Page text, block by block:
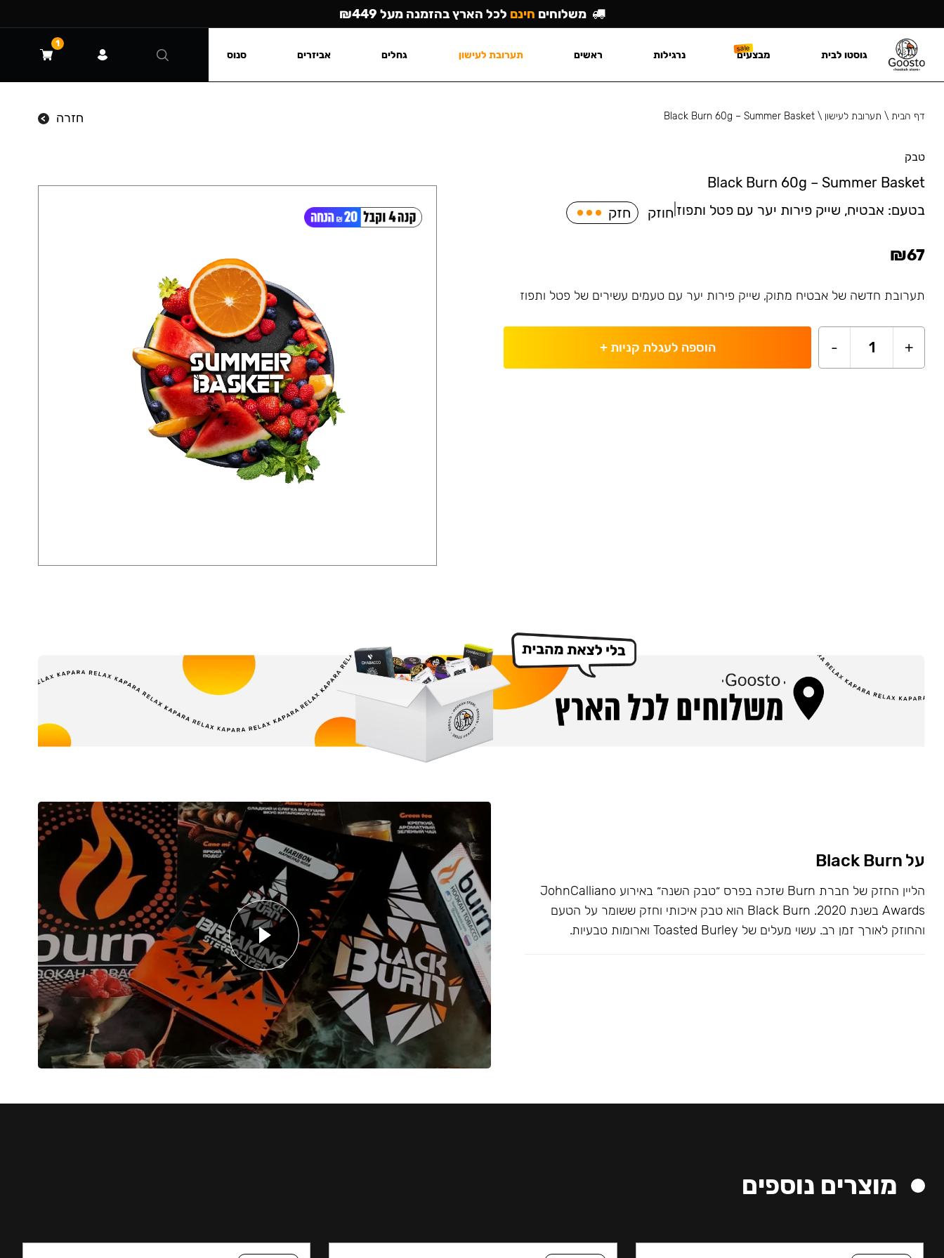
דף הבית\ תערובת לעישון \
Black Burn 60g – Summer Basket חזרה
טבק
Black Burn 60g – Summer Basket
בטעם: אבטיח, שייק פירות יער עם פטל ותפוז חוזק חזק
₪67
תערובת חדשה של אבטיח מתוק, שייק פירות יער עם טעמים עשירים של פטל ותפוז
+
1
- הוספה לעגלת קניות+
על Black Burn
הליין החזק של חברת Burn שזכה בפרס ״טבק השנה״ באירוע JohnCalliano
Awards בשנת 2020. Black Burn הוא טבק איכותי וחזק ששומר על הטעם
והחוזק לאורך זמן רב. עשוי מעלים של Toasted Burley וארומות טבעיות.
מוצרים נוספים
משלוחים חינם לכל הארץ בהזמנה מעל ₪449
גוסטו לבית מבצעים נרגילות ראשים תערובת לעישון גחלים אביזרים סנוס
1